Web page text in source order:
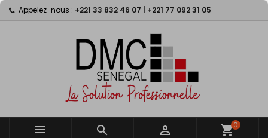
Appelez-nous : +221 33 832 46 07 | +221 77 092 31 05
   shopping_cart0
My wishlists ×
add_circle_outlineCreate new list
((modalTitle)) ×
((confirmMessage))
((cancelText)) ((modalDeleteText))
((title)) ×
((cancelText)) ((createText))
Connexion ×
Vous devez être connecté pour ajouter des produits
à votre liste d'envies.
((cancelText)) ((loginText))